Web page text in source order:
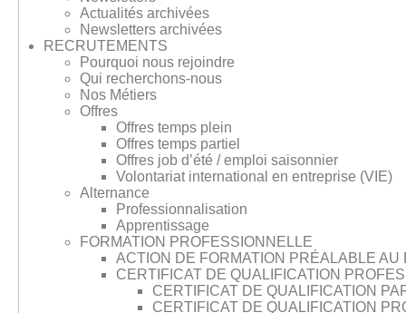
Actualités archivées
Newsletters archivées
RECRUTEMENTS
Pourquoi nous rejoindre
Qui recherchons-nous
Nos Métiers
Offres
Offres temps plein
Offres temps partiel
Offres job d’été / emploi saisonnier
Volontariat international en entreprise (VIE)
Alternance
Professionnalisation
Apprentissage
FORMATION PROFESSIONNELLE
ACTION DE FORMATION PRÉALABLE
CERTIFICAT DE QUALIFICATION
CERTIFICAT DE QUALIFICATION
CERTIFICAT DE QUALIFICATION